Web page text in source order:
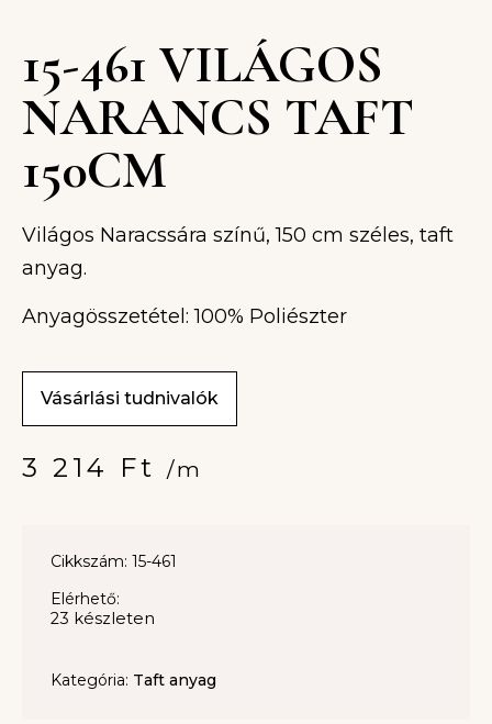
15-461 VILÁGOS
NARANCS TAFT
150CM
Világos Naracssára színű, 150 cm széles, taft
anyag.
Anyagösszetétel: 100% Poliészter
Vásárlási tudnivalók
3 214 Ft /m
Cikkszám: 15-461
Elérhető:
23 készleten
Kategória: Taft anyag